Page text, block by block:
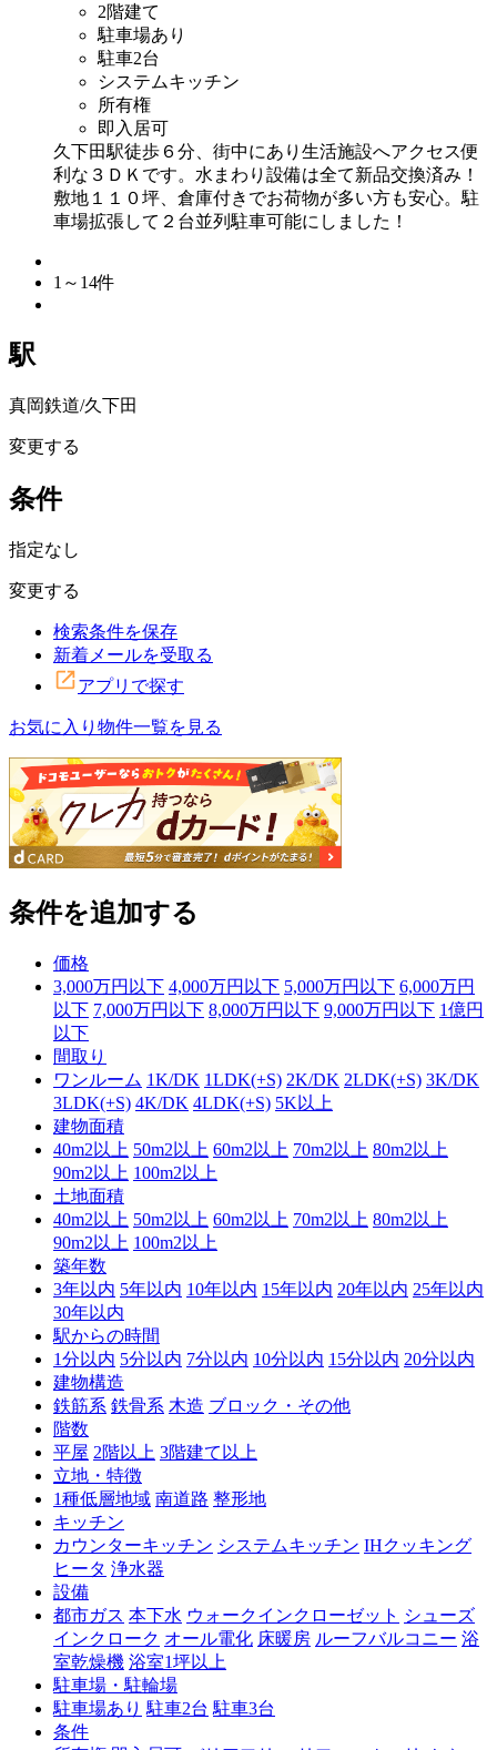
2階建て
駐車場あり
駐車2台
システムキッチン
所有権
即入居可
久下田駅徒歩６分、街中にあり生活施設へアクセス便
利な３ＤＫです。水まわり設備は全て新品交換済み！
敷地１１０坪、倉庫付きでお荷物が多い方も安心。駐
車場拡張して２台並列駐車可能にしました！
1～14件
駅
真岡鉄道/久下田
変更する
条件
指定なし
変更する
検索条件を保存
新着メールを受取る
アプリで探す
お気に入り物件一覧を見る
条件を追加する
価格
3,000万円以下 4,000万円以下 5,000万円以下 6,000万円
以下 7,000万円以下 8,000万円以下 9,000万円以下 1億円
以下
間取り
ワンルーム 1K/DK 1LDK(+S) 2K/DK 2LDK(+S) 3K/DK
3LDK(+S) 4K/DK 4LDK(+S) 5K以上
建物面積
40m2以上 50m2以上 60m2以上 70m2以上 80m2以上
90m2以上 100m2以上
土地面積
40m2以上 50m2以上 60m2以上 70m2以上 80m2以上
90m2以上 100m2以上
築年数
3年以内 5年以内 10年以内 15年以内 20年以内 25年以内
30年以内
駅からの時間
1分以内 5分以内 7分以内 10分以内 15分以内 20分以内
建物構造
鉄筋系 鉄骨系 木造 ブロック・その他
階数
平屋 2階以上 3階建て以上
立地・特徴
1種低層地域 南道路 整形地
キッチン
カウンターキッチン システムキッチン IHクッキング
ヒータ 浄水器
設備
都市ガス 本下水 ウォークインクローゼット シューズ
インクローク オール電化 床暖房 ルーフバルコニー 浴
室乾燥機 浴室1坪以上
駐車場・駐輪場
駐車場あり 駐車2台 駐車3台
条件